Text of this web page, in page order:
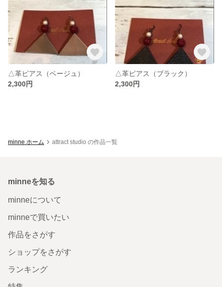
△革ピアス（ベージュ）
2,300円
△革ピアス（ブラック）
2,300円
minne ホーム attract studio の作品一覧
minneを知る
minneについて
minneで買いたい
作品をさがす
ショップをさがす
ランキング